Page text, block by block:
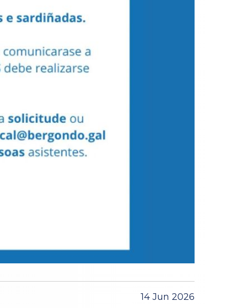
14 Jun 2026